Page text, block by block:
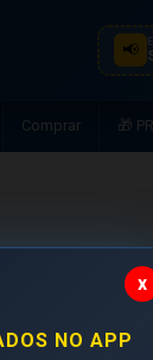
📢
Comprar 🎁
- 30/05/26
x
NO APP